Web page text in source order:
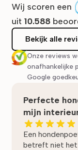
Wij scoren een
uit 10.588
Bekijk alle
Onze reviews
onafhankelijke
Google
Perfecte
mijn
Een
betreft niet